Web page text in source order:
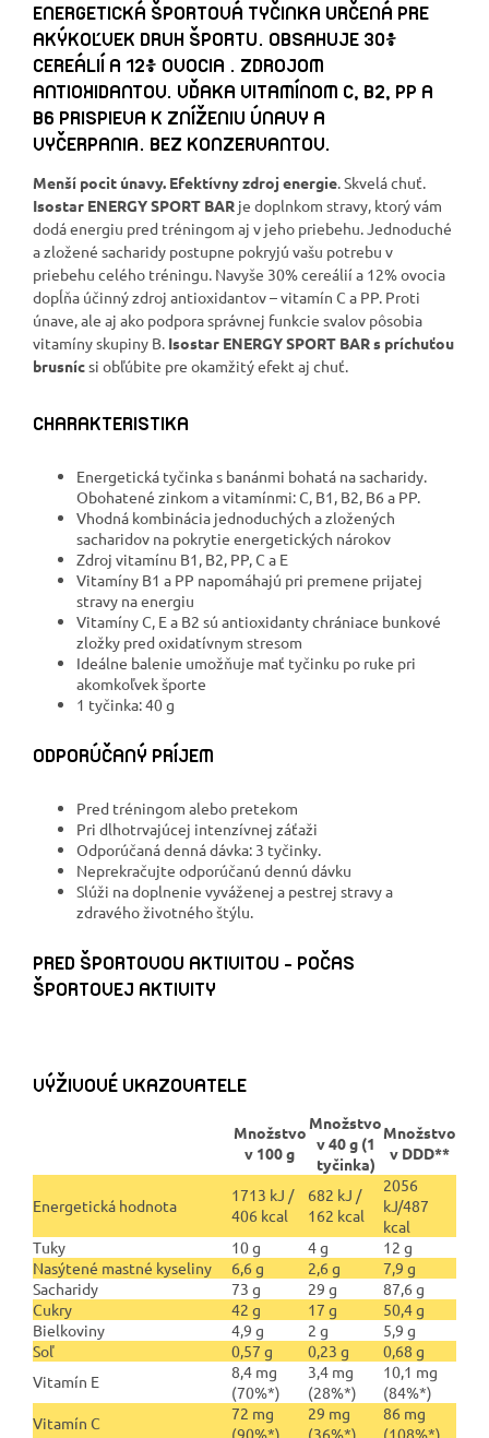
ENERGETICKÁ ŠPORTOVÁ TYČINKA URČENÁ PRE
AKÝKOĽVEK DRUH ŠPORTU. OBSAHUJE 30%
CEREÁLIÍ A 12% OVOCIA . ZDROJOM
ANTIOXIDANTOV. VĎAKA VITAMÍNOM C, B2, PP A
B6 PRISPIEVA K ZNÍŽENIU ÚNAVY A
VYČERPANIA. BEZ KONZERVANTOV.
Menší pocit únavy. Efektívny zdroj energie. Skvelá chuť.
Isostar ENERGY SPORT BAR je doplnkom stravy, ktorý vám
dodá energiu pred tréningom aj v jeho priebehu. Jednoduché
a zložené sacharidy postupne pokryjú vašu potrebu v
priebehu celého tréningu. Navyše 30% cereálií a 12% ovocia
dopĺňa účinný zdroj antioxidantov – vitamín C a PP. Proti
únave, ale aj ako podpora správnej funkcie svalov pôsobia
vitamíny skupiny B. Isostar ENERGY SPORT BAR s príchuťou
brusnícsi obľúbite pre okamžitý efekt aj chuť.
CHARAKTERISTIKA
Energetická tyčinka s banánmi bohatá na sacharidy.
Obohatené zinkom a vitamínmi: C, B1, B2, B6 a PP.
Vhodná kombinácia jednoduchých a zložených
sacharidov na pokrytie energetických nárokov
Zdroj vitamínu B1, B2, PP, C a E
Vitamíny B1 a PP napomáhajú pri premene prijatej
stravy na energiu
Vitamíny C, E a B2 sú antioxidanty chrániace bunkové
zložky pred oxidatívnym stresom
Ideálne balenie umožňuje mať tyčinku po ruke pri
akomkoľvek športe
1 tyčinka: 40 g
ODPORÚČANÝ PRÍJEM
Pred tréningom alebo pretekom
Pri dlhotrvajúcej intenzívnej záťaži
Odporúčaná denná dávka: 3 tyčinky.
Neprekračujte odporúčanú dennú dávku
Slúži na doplnenie vyváženej a pestrej stravy a
zdravého životného štýlu.
PRED ŠPORTOVOU AKTIVITOU - POČAS
ŠPORTOVEJ AKTIVITY
VÝŽIVOVÉ UKAZOVATELE
Množstvo
v 100 g
Množstvo
v 40 g (1
tyčinka)
Množstvo
v DDD**
Energetická hodnota
1713 kJ /
406 kcal
682 kJ /
162 kcal
2056
kJ/487
kcal
Tuky
10 g 4 g
12 g
Nasýtené mastné kyseliny
6,6 g 2,6 g
7,9 g
Sacharidy
73 g 29 g
87,6 g
Cukry
42 g 17 g
50,4 g
Bielkoviny
4,9 g 2 g
5,9 g
Soľ
0,57 g 0,23 g
0,68 g
Vitamín E
8,4 mg
(70%*)
3,4 mg
(28%*)
10,1 mg
(84%*)
Vitamín C
72 mg
(90%*)
29 mg
(36%*)
86 mg
(108%*)